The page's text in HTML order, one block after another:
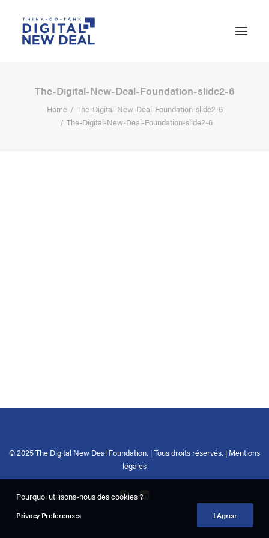
The-Digital-New-Deal-Foundation-slide2-6
Home
The-Digital-New-Deal-Foundation-slide2-6
The-Digital-New-Deal-Foundation-slide2-6
© 2025 The Digital New Deal Foundation. | Tous droits réservés. | Mentions
légales
Pourquoi utilisons-nous des cookies ?
Privacy Preferences I Agree